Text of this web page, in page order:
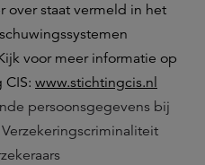
over staat vermeld in het
voor meer informatie op
www.stichtingcis.nl
persoonsgegevens bij